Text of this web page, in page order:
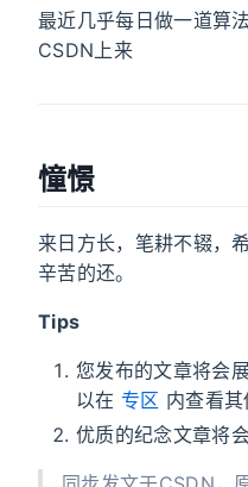
最近几乎每日做一道算
CSDN上来
憧憬
来日方长，笔耕不辍，
辛苦的还。
Tips
您发布的文章将会
以在 专区 内查看
优质的纪念文章将